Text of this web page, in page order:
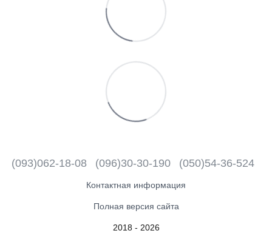
(093)062-18-08 (096)30-30-190 (050)54-36-524
Контактная информация
Полная версия сайта
2018 - 2026